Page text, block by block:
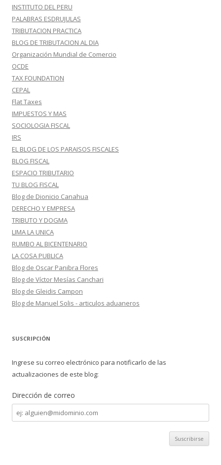
INSTITUTO DEL PERU
PALABRAS ESDRUJULAS
TRIBUTACION PRACTICA
BLOG DE TRIBUTACION AL DIA
Organización Mundial de Comercio
OCDE
TAX FOUNDATION
CEPAL
Flat Taxes
IMPUESTOS Y MAS
SOCIOLOGIA FISCAL
IRS
EL BLOG DE LOS PARAISOS FISCALES
BLOG FISCAL
ESPACIO TRIBUTARIO
TU BLOG FISCAL
Blog de Dionicio Canahua
DERECHO Y EMPRESA
TRIBUTO Y DOGMA
LIMA LA UNICA
RUMBO AL BICENTENARIO
LA COSA PUBLICA
Blog de Oscar Panibra Flores
Blog de Víctor Mesías Canchari
Blog de Gleidis Campon
Blog de Manuel Solis - articulos aduaneros
SUSCRIPCIÓN
Ingrese su correo electrónico para notificarlo de las
actualizaciones de este blog:
Dirección de correo
Dirección
de
correo